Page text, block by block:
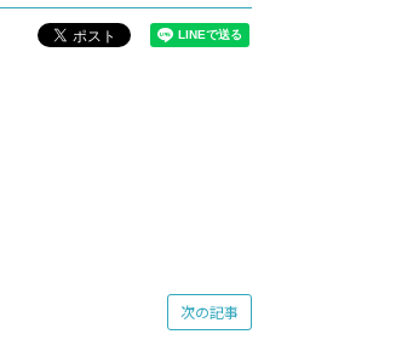
次の記事